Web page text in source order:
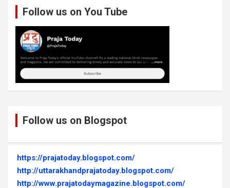
Follow us on You Tube
Follow us on Blogspot
https://prajatoday.blogspot.com/
http://uttarakhandprajatoday.blogspot.com/
http://www.prajatodaymagazine.blogspot.com/